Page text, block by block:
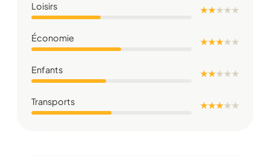
Loisirs ★ ★★★★
Économie ★ ★ ★★★
Enfants ★ ★★★★
Transports ★ ★ ★★★